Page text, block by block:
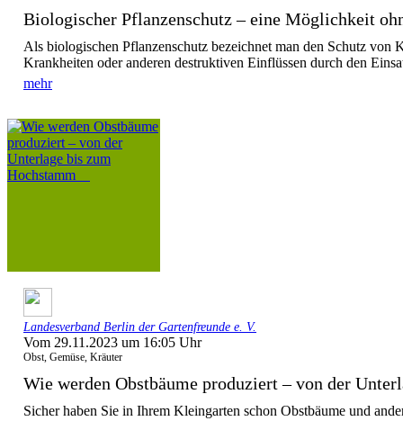
Biologischer Pflanzenschutz – eine Möglichkeit
Als biologischen Pflanzenschutz bezeichnet man den Schutz von
Krankheiten oder anderen destruktiven Einflüssen durch den
mehr
Landesverband Berlin der Gartenfreunde e. V.
Vom 29.11.2023 um 16:05 Uhr
Obst, Gemüse, Kräuter
Wie werden Obstbäume produziert – von der
Sicher haben Sie in Ihrem Kleingarten schon Obstbäume und